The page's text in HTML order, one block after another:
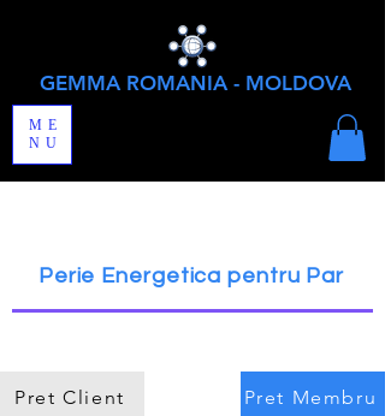
GEMMA ROMANIA - MOLDOVA
ME
NU
Perie Energetica pentru Par
Pret Client Pret Membru